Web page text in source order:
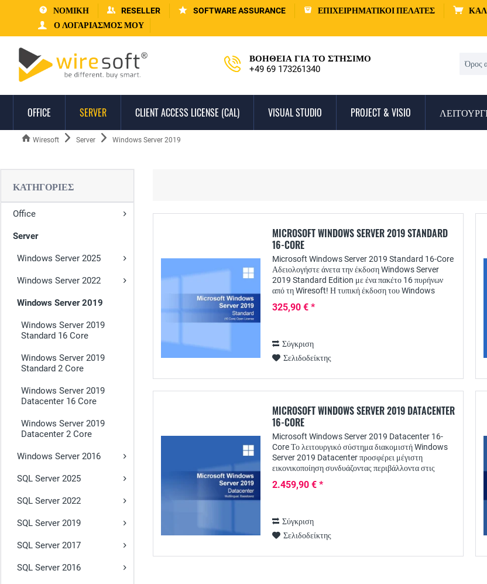
ΝΟΜΙΚΗ RESELLER SOFTWARE ASSURANCE ΕΠΙΧΕΙΡΗΜΑΤΙΚΟΊ ΠΕΛΆΤΕΣ
Ο ΛΟΓΑΡΙΑΣΜΌΣ ΜΟΥ
ΒΟΉΘΕΙΑ ΓΙΑ ΤΟ ΣΤΉΣΙΜΟ
+49 69 173261340
OFFICE SERVER CLIENT ACCESS LICENSE (CAL) VISUAL STUDIO PROJECT & VISIO
Wiresoft Server Windows Server 2019
ΚΑΤΗΓΟΡΊΕΣ
Office
Server
Windows Server 2025
Windows Server 2022
Windows Server 2019
Windows Server 2019
Standard 16 Core
Windows Server 2019
Standard 2 Core
Windows Server 2019
Datacenter 16 Core
Windows Server 2019
Datacenter 2 Core
Windows Server 2016
SQL Server 2025
SQL Server 2022
SQL Server 2019
SQL Server 2017
SQL Server 2016
MICROSOFT WINDOWS SERVER 2019 STANDARD
16-CORE
Microsoft Windows Server 2019 Standard 16-Core
Αδειολογήστε άνετα την έκδοση Windows Server
2019 Standard Edition με ένα πακέτο 16 πυρήνων
από τη Wiresoft! Η τυπική έκδοση του Windows
325,90 € *
Σύγκριση
Σελιδοδείκτης
MICROSOFT WINDOWS SERVER 2019 DATACENTER
16-CORE
Microsoft Windows Server 2019 Datacenter 16-
Core Το λειτουργικό σύστημα διακομιστή Windows
Server 2019 Datacenter προσφέρει μέγιστη
εικονικοποίηση συνδυάζοντας περιβάλλοντα στις
2.459,90 € *
Σύγκριση
Σελιδοδείκτης